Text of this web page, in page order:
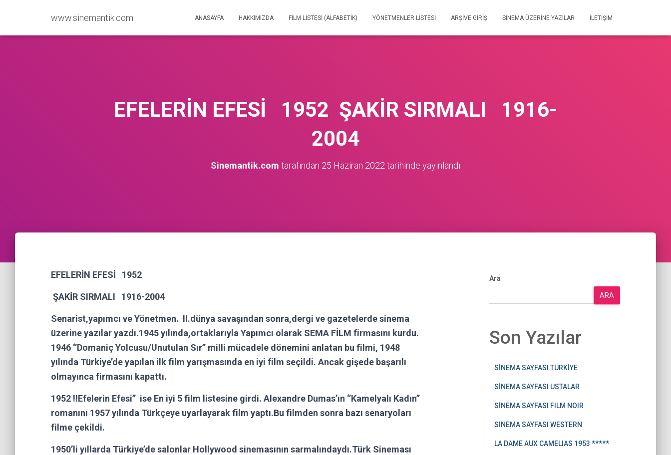
www.sinemantik.com ANASAYFA HAKKIMIZDA FILM LISTESI (ALFABETIK) YÖNETMENLER LISTESI ARŞIVE GIRIŞ SİNEMA ÜZERİNE YAZILAR İLETIŞIM
EFELERİN EFESİ 1952 ŞAKİR SIRMALI 1916-
2004
Sinemantik.com tarafından 25 Haziran 2022 tarihinde yayınlandı
EFELERİN EFESİ 1952
ŞAKİR SIRMALI 1916-2004
Senarist,yapımcı ve Yönetmen. II.dünya savaşından sonra,dergi ve gazetelerde sinema
üzerine yazılar yazdı.1945 yılında,ortaklarıyla Yapımcı olarak SEMA FİLM firmasını kurdu.
1946 ‘’Domaniç Yolcusu/Unutulan Sır’’ milli mücadele dönemini anlatan bu filmi, 1948
yılında Türkiye’de yapılan ilk film yarışmasında en iyi film seçildi. Ancak gişede başarılı
olmayınca firmasını kapattı.
1952 !!Efelerin Efesi’’ ise En iyi 5 film listesine girdi. Alexandre Dumas’ın ‘’Kamelyalı Kadın’’
romanını 1957 yılında Türkçeye uyarlayarak film yaptı.Bu filmden sonra bazı senaryoları
filme çekildi.
1950’li yıllarda Türkiye’de salonlar Hollywood sinemasının sarmalındaydı.Türk Sineması
Ara
ARA
Son Yazılar
SİNEMA SAYFASI TÜRKİYE
SİNEMA SAYFASI USTALAR
SİNEMA SAYFASI FILM NOIR
SİNEMA SAYFASI WESTERN
LA DAME AUX CAMELIAS 1953 *****